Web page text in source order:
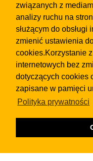
związanych z
analizy ruchu na
służącym do obsługi
zmienić ustawienia
cookies.Korzystanie
internetowych bez
dotyczących cookies
zapisane w pamięci
Polityka prywatności
© 2026Wydawnictwo NEON sp. z o.o.
KRAWCZYK s.c.) z siedzibą w